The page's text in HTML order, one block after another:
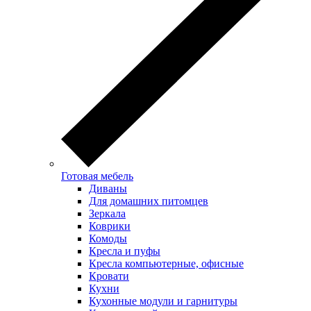
Готовая мебель
Диваны
Для домашних питомцев
Зеркала
Коврики
Комоды
Кресла и пуфы
Кресла компьютерные, офисные
Кровати
Кухни
Кухонные модули и гарнитуры